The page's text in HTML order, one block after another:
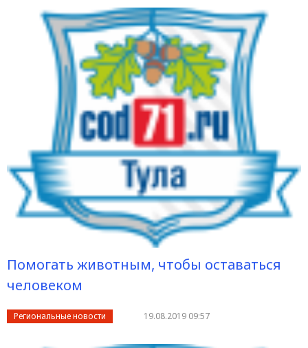
Помогать животным, чтобы оставаться
человеком
Региональные новости 19.08.2019 09:57